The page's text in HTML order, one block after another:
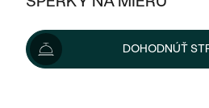
KOMBINOVANÉ ZLATO
PODĽA ŠTÝLU
POSTRANNÉ
HALO
VÝPREDAJ
ŠPERKY ČO
PLATINOVÉ
ZLATÉ
STRIEBORNÉ
VÝPREDAJ
DOHODNÚŤ
17 €19 € -11 %